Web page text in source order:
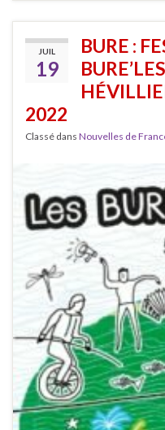
JUIL
19
BURE :
2022
Classé dans Nouvelles de